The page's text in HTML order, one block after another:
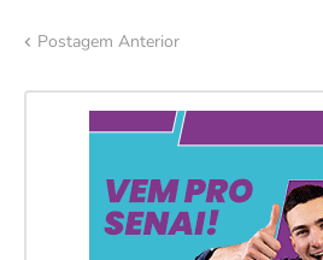
Postagem Anterior